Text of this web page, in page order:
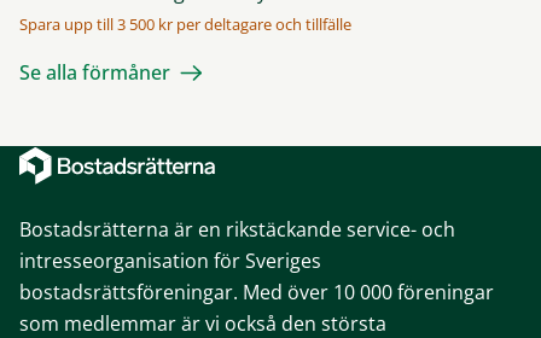
Spara upp till 3 500 kr per deltagare och tillfälle
Se alla förmåner
Bostadsrätterna är en rikstäckande service- och
intresseorganisation för Sveriges
bostadsrättsföreningar. Med över 10 000 föreningar
som medlemmar är vi också den största